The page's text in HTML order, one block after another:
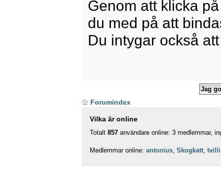
Genom att klicka
du med på att
Du intygar också
Forumindex
Vilka är online
Totalt 857 användare online: 3 medlemmar,
Medlemmar online: antonius Skogkatt